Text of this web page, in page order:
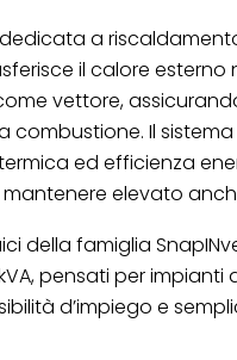
a
il calore esterno
vettore,
combustione. Il
ed efficienza
elevato
della famiglia
pensati per impianti
d’impiego e